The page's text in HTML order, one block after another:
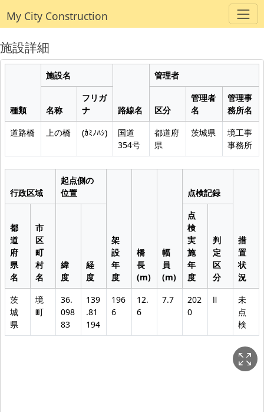
My City Construction
施設詳細
種類
施設名
路線名
管理者
名称
フリガ
ナ
区分
管理者
名
管理事
務所名
道路橋
上の橋 (ｶﾐﾉﾊｼ)
国道
354号
都道府
県
茨城県
境工事
事務所
行政区域
起点側の
位置
架
設
年
度
橋
長
(m)
幅
員
(m)
点検記録
措
置
状
況
都
道
府
県
名
市
区
町
村
名
緯
度
経
度
点
検
実
施
年
度
判
定
区
分
茨
城
県
境
町
36.
098
83
139
.81
194
196
6
12.
6
7.7
202
0
Ⅱ
未
点
検